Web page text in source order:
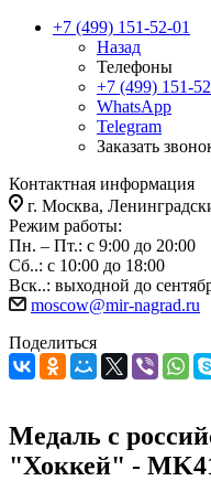
+7 (499) 151-52-01
Назад
Телефоны
+7 (499) 151-
WhatsApp
Telegram
Заказать
Контактная информация
г. Москва,
Режим работы:
Пн. – Пт.: с 9:00 до 20:00
Сб..: с 10:00 до 18:00
Вск..: выходной до
moscow@mir-nagrad.ru
Поделиться
Медаль с
"Хоккей" -